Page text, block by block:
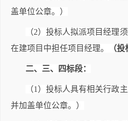
盖单位公章。）
（2）投标人拟派项目经理
在建项目中担任项目经理。
（
二、三、四标段：
（1）投标人具有相关行政
并加盖单位公章。）